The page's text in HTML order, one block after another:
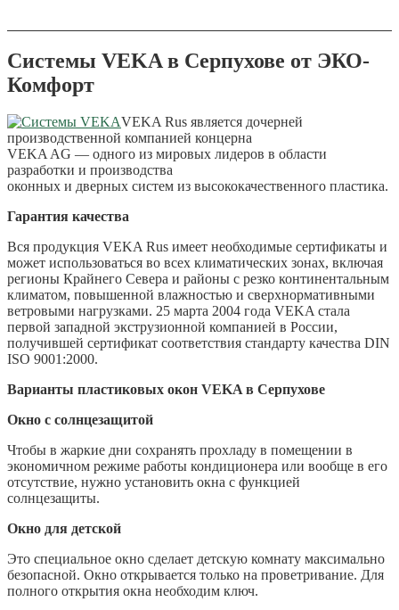
Системы VEKA в Серпухове от ЭКО-
Комфорт
VEKA Rus является дочерней
производственной компанией концерна
VEKA AG — одного из мировых лидеров в области
разработки и производства
оконных и дверных систем из высококачественного пластика.
Гарантия качества
Вся продукция VEKA Rus имеет необходимые сертификаты и
может использоваться во всех климатических зонах, включая
регионы Крайнего Севера и районы с резко континентальным
климатом, повышенной влажностью и сверхнормативными
ветровыми нагрузками. 25 марта 2004 года VEKA стала
первой западной экструзионной компанией в России,
получившей сертификат соответствия стандарту качества DIN
ISO 9001:2000.
Варианты пластиковых окон VEKA в Серпухове
Окно с солнцезащитой
Чтобы в жаркие дни сохранять прохладу в помещении в
экономичном режиме работы кондиционера или вообще в его
отсутствие, нужно установить окна с функцией
солнцезащиты.
Окно для детской
Это специальное окно сделает детскую комнату максимально
безопасной. Окно открывается только на проветривание. Для
полного открытия окна необходим ключ.